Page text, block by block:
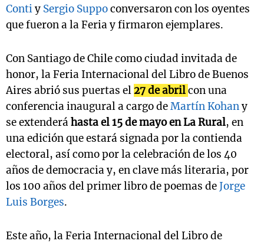
Contiy Sergio Suppoconversaron con los oyentes
que fueron a la Feria y firmaron ejemplares.
Con Santiago de Chile como ciudad invitada de
honor, la Feria Internacional del Libro de Buenos
Aires abrió sus puertas el 27 de abrilcon una
conferencia inaugural a cargo deMartín Kohany
se extenderáhasta el 15 de mayo en La Rural, en
una edición que estará signada por la contienda
electoral, así como por la celebración de los 40
años de democracia y, en clave más literaria, por
los 100 años del primer libro de poemas deJorge
Luis Borges.
Este año, la Feria Internacional del Libro de